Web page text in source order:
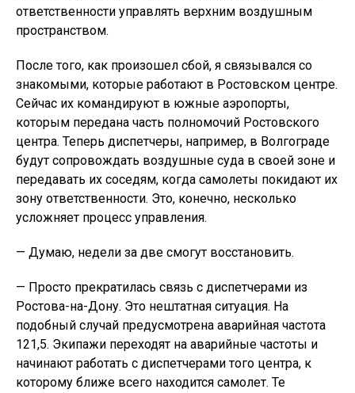
ответственности управлять верхним воздушным
пространством.
После того, как произошел сбой, я связывался со
знакомыми, которые работают в Ростовском центре.
Сейчас их командируют в южные аэропорты,
которым передана часть полномочий Ростовского
центра. Теперь диспетчеры, например, в Волгограде
будут сопровождать воздушные суда в своей зоне и
передавать их соседям, когда самолеты покидают их
зону ответственности. Это, конечно, несколько
усложняет процесс управления.
— Думаю, недели за две смогут восстановить.
— Просто прекратилась связь с диспетчерами из
Ростова-на-Дону. Это нештатная ситуация. На
подобный случай предусмотрена аварийная частота
121,5. Экипажи переходят на аварийные частоты и
начинают работать с диспетчерами того центра, к
которому ближе всего находится самолет. Те